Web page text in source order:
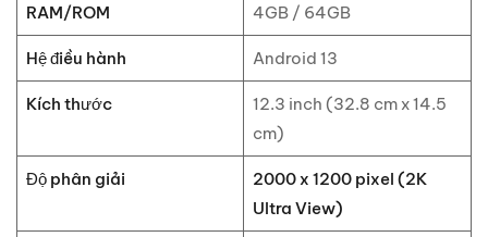
RAM/ROM 4GB / 64GB
Hệ điều hành Android 13
Kích thước
12.3 inch (32.8 cm x 14.5
cm)
Độ phân giải
2000 x 1200 pixel (2K
Ultra View)